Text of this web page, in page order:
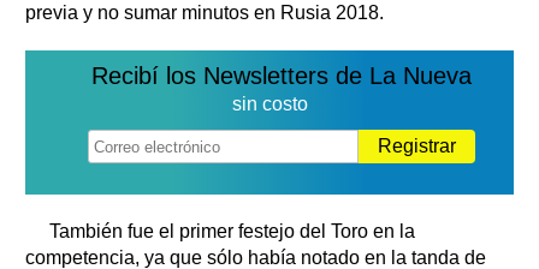
previa y no sumar minutos en Rusia 2018.
Recibí los Newsletters de La Nueva
sin costo
Registrar
También fue el primer festejo del Toro en la
competencia, ya que sólo había notado en la tanda de